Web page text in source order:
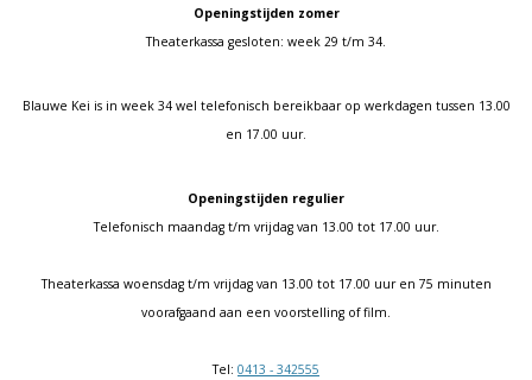
Openingstijden zomer
Theaterkassa gesloten: week 29 t/m 34.
Blauwe Kei is in week 34 wel telefonisch bereikbaar op werkdagen tussen 13.00
en 17.00 uur.
Openingstijden regulier
Telefonisch maandag t/m vrijdag van 13.00 tot 17.00 uur.
Theaterkassa woensdag t/m vrijdag van 13.00 tot 17.00 uur en 75 minuten
voorafgaand aan een voorstelling of film.
Tel: 0413 - 342555